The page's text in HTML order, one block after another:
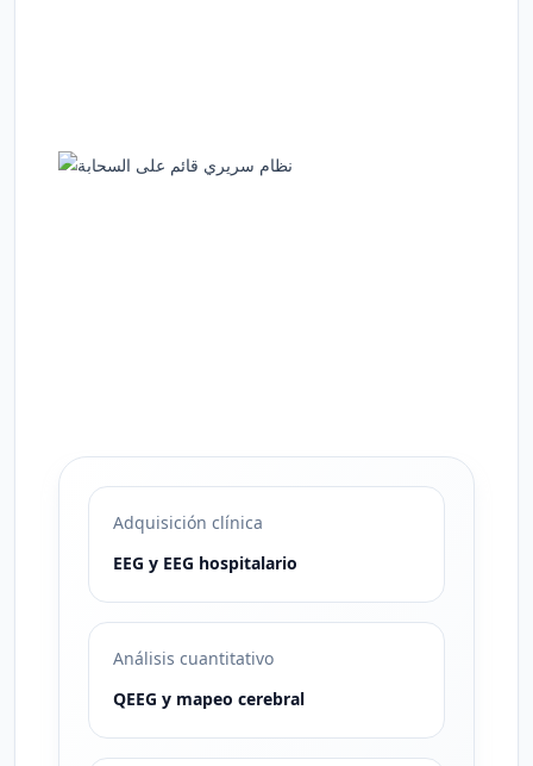
Adquisición clínica
EEG y EEG hospitalario
Análisis cuantitativo
QEEG y mapeo cerebral